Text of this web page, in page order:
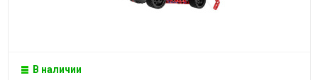
В наличии